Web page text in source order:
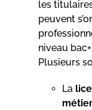
les
peuvent
niveau
Plusieurs
La